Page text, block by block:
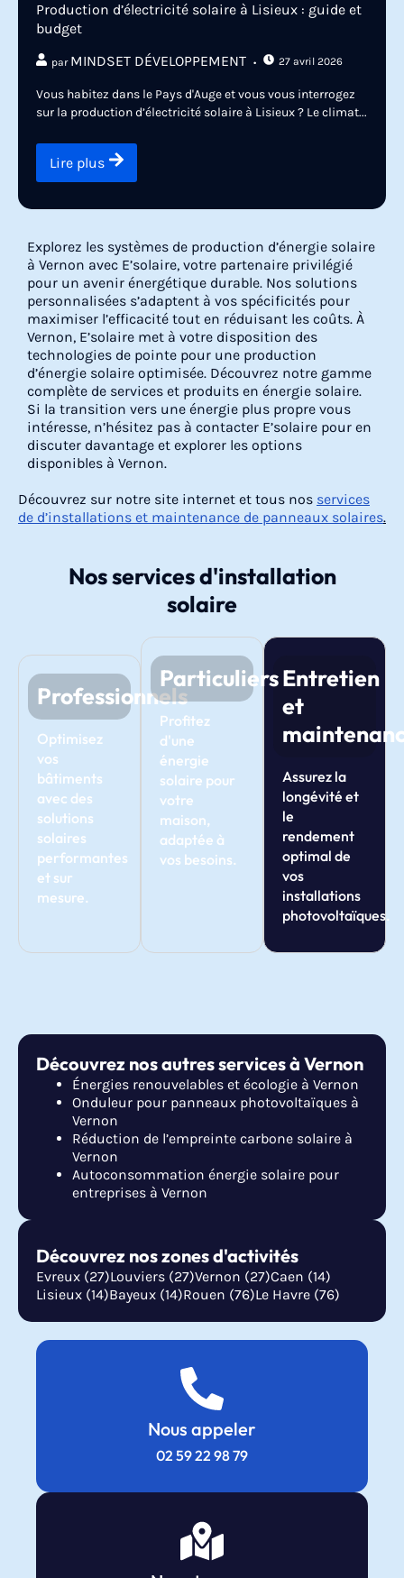
Production d’électricité solaire à Lisieux : guide et
budget
par MINDSET DÉVELOPPEMENT 27 avril 2026
Vous habitez dans le Pays d'Auge et vous vous interrogez
sur la production d’électricité solaire à Lisieux ? Le climat...
Lire plus
Explorez les systèmes de production d’énergie solaire
à Vernon avec E’solaire, votre partenaire privilégié
pour un avenir énergétique durable. Nos solutions
personnalisées s’adaptent à vos spécificités pour
maximiser l’efficacité tout en réduisant les coûts. À
Vernon, E’solaire met à votre disposition des
technologies de pointe pour une production
d’énergie solaire optimisée. Découvrez notre gamme
complète de services et produits en énergie solaire.
Si la transition vers une énergie plus propre vous
intéresse, n’hésitez pas à contacter E’solaire pour en
discuter davantage et explorer les options
disponibles à Vernon.
Découvrez sur notre site internet et tous nos services
de d’installations et maintenance de panneaux solaires.
Nos services d'installation
solaire
Professionnels
Optimisez
vos
bâtiments
avec des
solutions
solaires
performantes
et sur
mesure.
Particuliers
Profitez
d'une
énergie
solaire pour
votre
maison,
adaptée à
vos besoins.
Entretien
et
Assurez la
longévité et
le
rendement
optimal de
vos
installations
photovoltaïques.
Découvrez nos autres services à Vernon
Énergies renouvelables et écologie à Vernon
Onduleur pour panneaux photovoltaïques à
Vernon
Réduction de l’empreinte carbone solaire à
Vernon
Autoconsommation énergie solaire pour
entreprises à Vernon
Découvrez nos zones d'activités
Evreux (27)Louviers (27)Vernon (27)Caen (14)
Lisieux (14)Bayeux (14)Rouen (76)Le Havre (76)
Nous appeler
02 59 22 98 79